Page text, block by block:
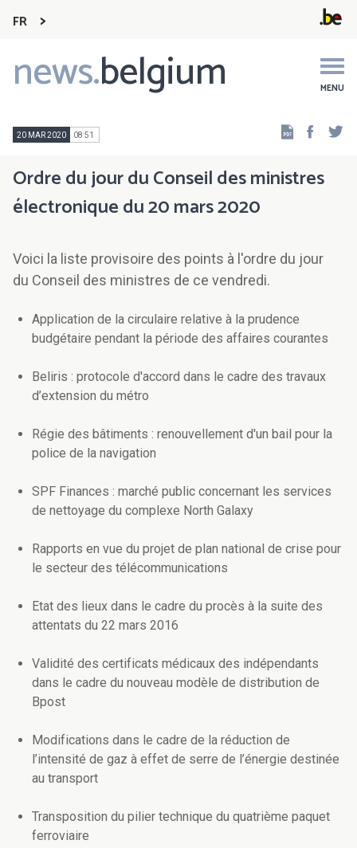
FR
news.belgium MENU
Main
navigation
20 MAR 2020 08:51
Ordre du jour du Conseil des ministres
électronique du 20 mars 2020
Voici la liste provisoire des points à l'ordre du jour
du Conseil des ministres de ce vendredi.
Application de la circulaire relative à la prudence
budgétaire pendant la période des affaires courantes
Beliris : protocole d'accord dans le cadre des travaux
d’extension du métro
Régie des bâtiments : renouvellement d'un bail pour la
police de la navigation
SPF Finances : marché public concernant les services
de nettoyage du complexe North Galaxy
Rapports en vue du projet de plan national de crise pour
le secteur des télécommunications
Etat des lieux dans le cadre du procès à la suite des
attentats du 22 mars 2016
Validité des certificats médicaux des indépendants
dans le cadre du nouveau modèle de distribution de
Bpost
Modifications dans le cadre de la réduction de
l’intensité de gaz à effet de serre de l’énergie destinée
au transport
Transposition du pilier technique du quatrième paquet
ferroviaire